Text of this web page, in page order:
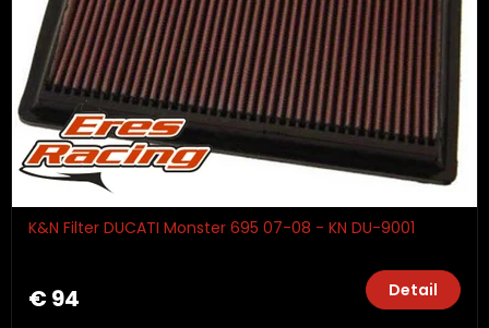
K&N Filter DUCATI Monster 695 07-08 - KN DU-9001
€ 94 Detail